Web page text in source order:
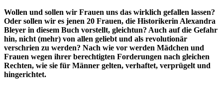
Wollen und sollen wir Frauen uns das wirklich gefallen lassen?
Oder sollen wir es jenen 20 Frauen, die Historikerin Alexandra
Bleyer in diesem Buch vorstellt, gleichtun? Auch auf die Gefahr
hin, nicht (mehr) von allen geliebt und als revolutionär
verschrien zu werden? Nach wie vor werden Mädchen und
Frauen wegen ihrer berechtigten Forderungen nach gleichen
Rechten, wie sie für Männer gelten, verhaftet, verprügelt und
hingerichtet.